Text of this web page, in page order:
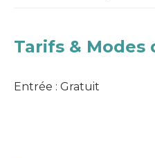
Tarifs & Modes
Entrée : Gratuit